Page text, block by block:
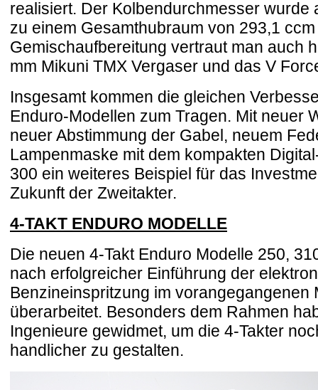
realisiert. Der Kolbendurchmesser wurde
zu einem Gesamthubraum von 293,1
Gemischaufbereitung vertraut man auch
mm Mikuni TMX Vergaser und das V
Insgesamt kommen die gleichen
Enduro-Modellen zum Tragen. Mit neuer
neuer Abstimmung der Gabel, neuem
Lampenmaske mit dem kompakten
300 ein weiteres Beispiel für das
Zukunft der Zweitakter.
4-TAKT ENDURO MODELLE
Die neuen 4-Takt Enduro Modelle 250,
nach erfolgreicher Einführung der
Benzineinspritzung im vorangegangenen
überarbeitet. Besonders dem Rahmen
Ingenieure gewidmet, um die 4-Takter
handlicher zu gestalten.